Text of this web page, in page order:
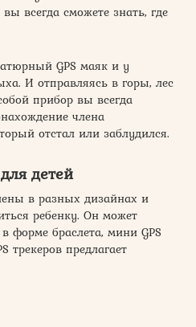
всегда сможете знать, где
GPS маяк и у
И отправляясь в горы, лес
прибор вы всегда
члена
отстал или заблудился.
детей
в разных дизайнах и
ребенку. Он может
форме браслета, мини GPS
трекеров предлагает